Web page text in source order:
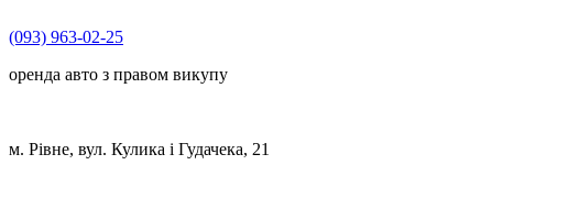
(093) 963-02-25
оренда авто з правом викупу
м. Рівне, вул. Кулика і Гудачека, 21